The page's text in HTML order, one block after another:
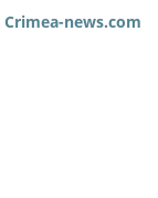
Crimea-news.com